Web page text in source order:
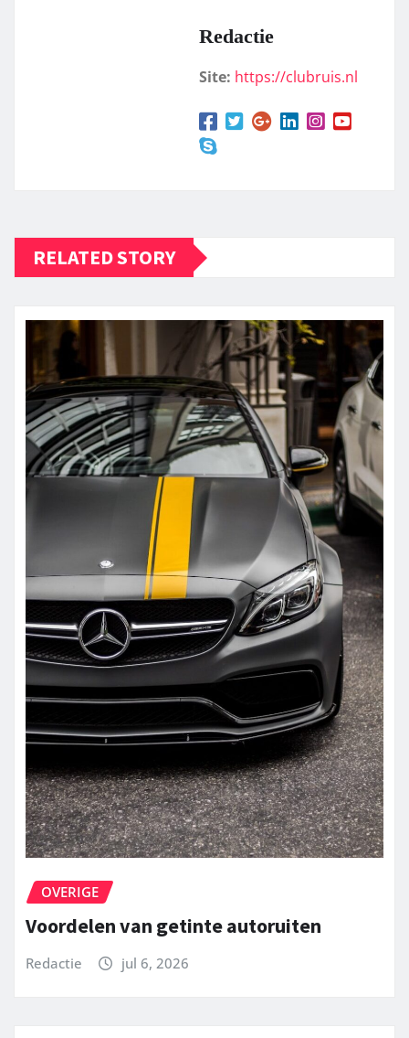
Redactie
Site: https://clubruis.nl
RELATED STORY
OVERIGE
Voordelen van getinte autoruiten
Redactie jul 6, 2026